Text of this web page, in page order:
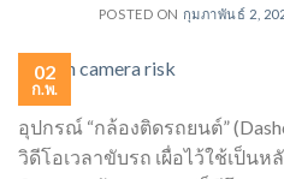
POSTED ON กุมภาพันธ์ 2,
02
ก.พ.
อุปกรณ์ “กล้องติดรถยนต์”
วิดีโอเวลาขับรถ เผื่อไว้ใช้เป็น